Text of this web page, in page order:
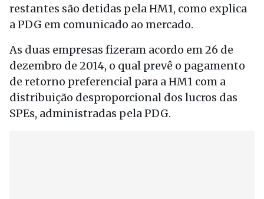
restantes são detidas pela HM1, como explica
a PDG em comunicado ao mercado.
As duas empresas fizeram acordo em 26 de
dezembro de 2014, o qual prevê o pagamento
de retorno preferencial para a HM1 com a
distribuição desproporcional dos lucros das
SPEs, administradas pela PDG.